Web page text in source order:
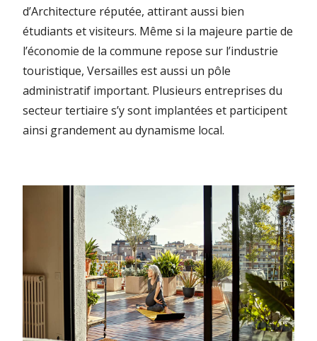
d’Architecture réputée, attirant aussi bien
étudiants et visiteurs. Même si la majeure partie de
l’économie de la commune repose sur l’industrie
touristique, Versailles est aussi un pôle
administratif important. Plusieurs entreprises du
secteur tertiaire s’y sont implantées et participent
ainsi grandement au dynamisme local.